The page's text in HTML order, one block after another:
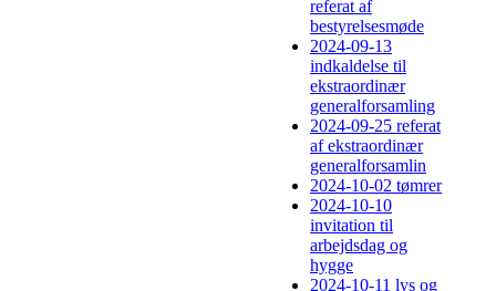
referat af
bestyrelsesmøde
2024-09-13
indkaldelse til
ekstraordinær
generalforsamling
2024-09-25 referat
af ekstraordinær
generalforsamlin
2024-10-02 tømrer
2024-10-10
invitation til
arbejdsdag og
hygge
2024-10-11 lys og